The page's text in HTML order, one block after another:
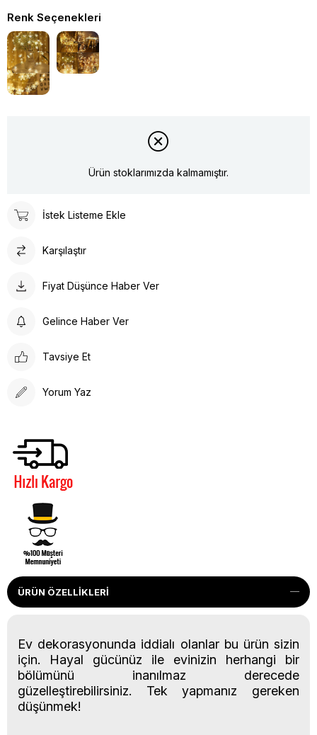
Renk Seçenekleri
Ürün stoklarımızda kalmamıştır.
İstek Listeme Ekle
Karşılaştır
Fiyat Düşünce Haber Ver
Gelince Haber Ver
Tavsiye Et
Yorum Yaz
ÜRÜN ÖZELLIKLERI
Ev dekorasyonunda iddialı olanlar bu ürün sizin
için. Hayal gücünüz ile evinizin herhangi bir
bölümünü inanılmaz derecede
güzelleştirebilirsiniz. Tek yapmanız gereken
düşünmek!